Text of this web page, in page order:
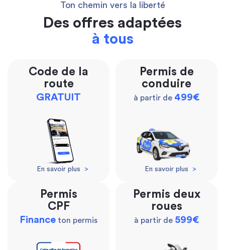
Ton chemin vers la liberté
Des offres adaptées
à tous
Code de la
route
GRATUIT
En savoir plus >
Permis de
conduire
à partir de 499€
En savoir plus >
Permis
CPF
Finance ton permis
Permis deux
roues
à partir de 599€